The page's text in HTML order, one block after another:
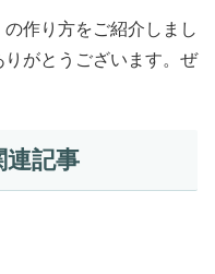
の作り方をご紹介しまし
がとうございます。ぜ
連記事